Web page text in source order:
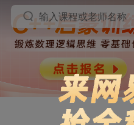
输入课程或老师名称